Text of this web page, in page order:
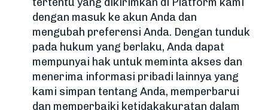
dengan masuk ke akun Anda dan
mengubah preferensi Anda. Dengan tunduk
pada hukum yang berlaku, Anda dapat
mempunyai hak untuk meminta akses dan
menerima informasi pribadi lainnya yang
kami simpan tentang Anda, memperbarui
dan memperbaiki ketidakakuratan dalam